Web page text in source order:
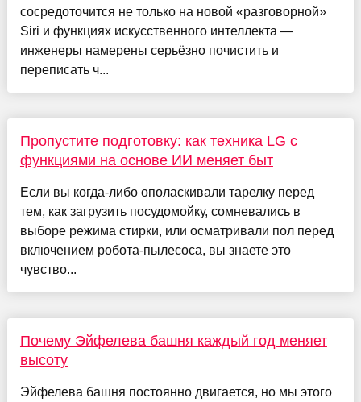
сосредоточится не только на новой «разговорной»
Siri и функциях искусственного интеллекта —
инженеры намерены серьёзно почистить и
переписать ч...
Пропустите подготовку: как техника LG с
функциями на основе ИИ меняет быт
Если вы когда-либо ополаскивали тарелку перед
тем, как загрузить посудомойку, сомневались в
выборе режима стирки, или осматривали пол перед
включением робота-пылесоса, вы знаете это
чувство...
Почему Эйфелева башня каждый год меняет
высоту
Эйфелева башня постоянно двигается, но мы этого